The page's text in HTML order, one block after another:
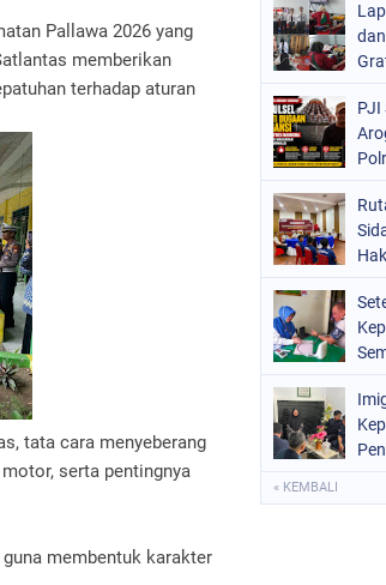
Pallawa 2026 yang
memberikan
terhadap aturan
tata cara menyeberang
serta pentingnya
membentuk karakter
PJI
« KEMBALI